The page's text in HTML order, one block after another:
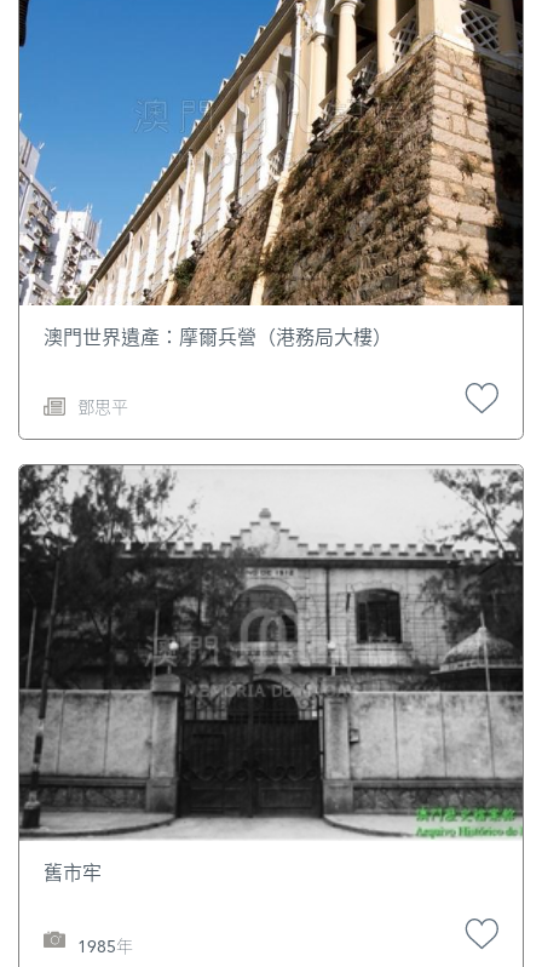
給路易斯王子的信(科欽，1556年1月15日)，第71頁。霍與
瑕：《勉齋集》卷19《處濠鏡澳議》。有學者提出，為什麼
在索薩船長1556年1月15日給路易斯王子的信中不提他協助
廣東政府剿滅海盜何亞八之事。其內中原因應很複雜，何亞
八集團其中很大一部分力量是北大年人，當時葡萄牙人與北
大年人合夥貿易，關係密切，是否索薩忌諱談及此事呢？還
有一種可能是，汪柏與葡萄牙人修好，並要求駐泊上川的萊
奧內爾•索薩船隊不支持何亞八集團，而將何亞八擊敗。一件
歷史事實的失載，其內中原因應很多，我們決不可採消極默
證之法，以彼文獻之無載而否認此文獻之有載。
澳門世界遺產：摩爾兵營（港務局大樓）
鄧思平
舊市牢
1985年